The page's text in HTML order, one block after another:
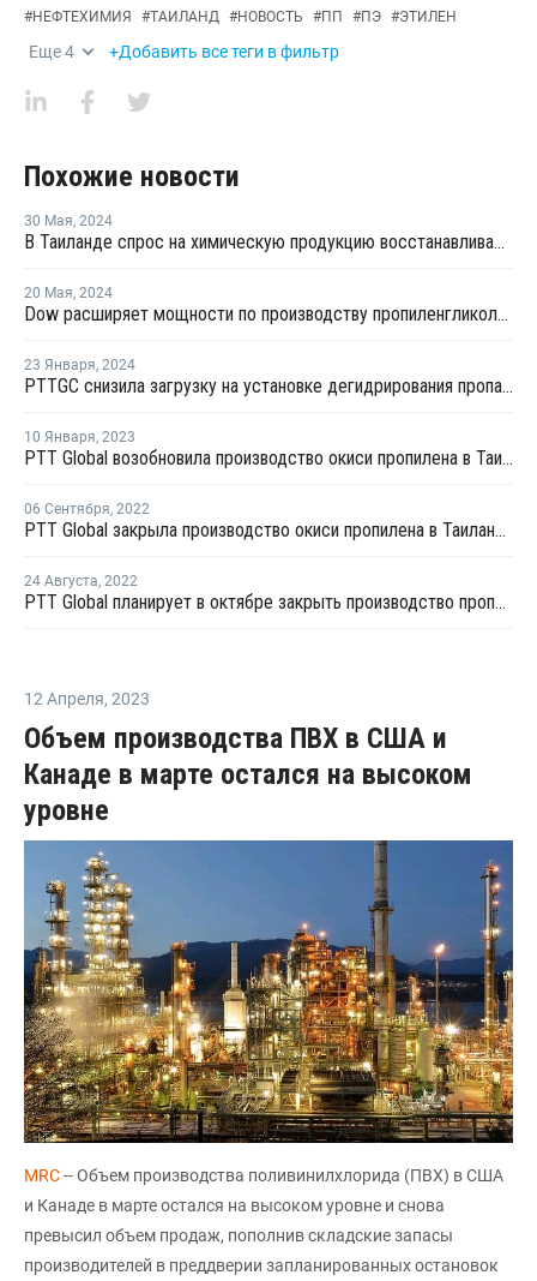
#НЕФТЕХИМИЯ #ТАИЛАНД #НОВОСТЬ #ПП #ПЭ #ЭТИЛЕН
Еще4 +Добавить все теги в фильтр
Похожие новости
30 Мая, 2024
В Таиланде спрос на химическую продукцию восстанавливается после сложного 2023 года
20 Мая, 2024
Dow расширяет мощности по производству пропиленгликоля в Таиланде
23 Января, 2024
PTTGC снизила загрузку на установке дегидрирования пропана в Таиланде
10 Января, 2023
PTT Global возобновила производство окиси пропилена в Таиланде после ремонта
06 Сентября, 2022
PTT Global закрыла производство окиси пропилена в Таиланде на ремонт
24 Августа, 2022
PTT Global планирует в октябре закрыть производство пропилена в Таиланде на ремонт
12 Апреля, 2023
Объем производства ПВХ в США и
Канаде в марте остался на высоком
уровне
MRC-- Объем производства поливинилхлорида (ПВХ) в США
и Канаде в марте остался на высоком уровне и снова
превысил объем продаж, пополнив складские запасы
производителей в преддверии запланированных остановок